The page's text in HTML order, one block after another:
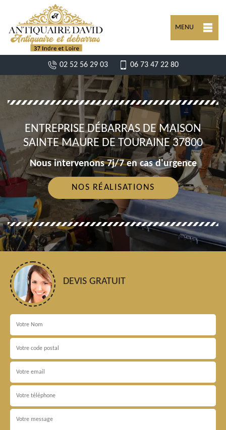
MENU
02 52 56 29 03 06 73 47 22 80
ENTREPRISE DÉBARRAS DE MAISON
SAINTE MAURE DE TOURAINE 37800
Nous intervenons 7j/7 en cas d'urgence
NOS RÉALISATIONS
DEVIS GRATUIT